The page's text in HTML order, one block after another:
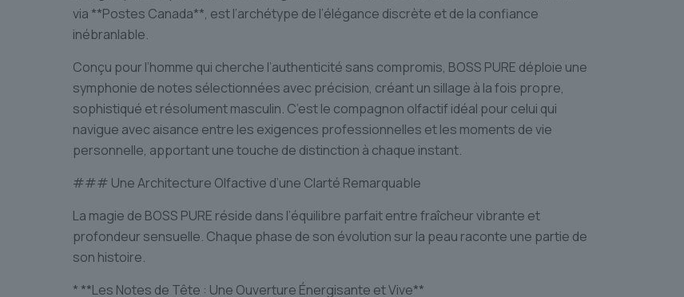
via **Postes Canada**, est l’archétype de l’élégance discrète et de la confiance
inébranlable.
Conçu pour l’homme qui cherche l’authenticité sans compromis, BOSS PURE déploie une
symphonie de notes sélectionnées avec précision, créant un sillage à la fois propre,
sophistiqué et résolument masculin. C’est le compagnon olfactif idéal pour celui qui
navigue avec aisance entre les exigences professionnelles et les moments de vie
personnelle, apportant une touche de distinction à chaque instant.
### Une Architecture Olfactive d’une Clarté Remarquable
La magie de BOSS PURE réside dans l’équilibre parfait entre fraîcheur vibrante et
profondeur sensuelle. Chaque phase de son évolution sur la peau raconte une partie de
son histoire.
* **Les Notes de Tête : Une Ouverture Énergisante et Vive**